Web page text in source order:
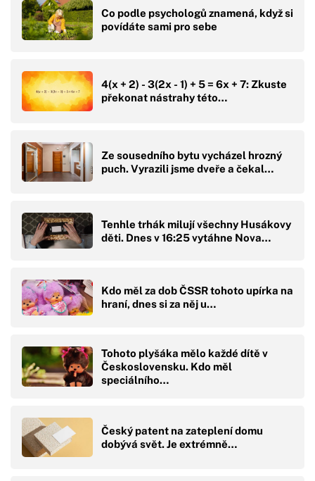
Co podle psychologů znamená, když si
povídáte sami pro sebe
4(x + 2) - 3(2x - 1) + 5 = 6x + 7: Zkuste
překonat nástrahy této…
Ze sousedního bytu vycházel hrozný
puch. Vyrazili jsme dveře a čekal…
Tenhle trhák milují všechny Husákovy
děti. Dnes v 16:25 vytáhne Nova…
Kdo měl za dob ČSSR tohoto upírka na
hraní, dnes si za něj u…
Tohoto plyšáka mělo každé dítě v
Československu. Kdo měl
speciálního…
Český patent na zateplení domu
dobývá svět. Je extrémně…